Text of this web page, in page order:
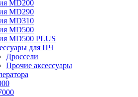
MD200
MD290
MD310
MD500
MD500 PLUS
для ПЧ
Дроссели
Прочие аксессуары